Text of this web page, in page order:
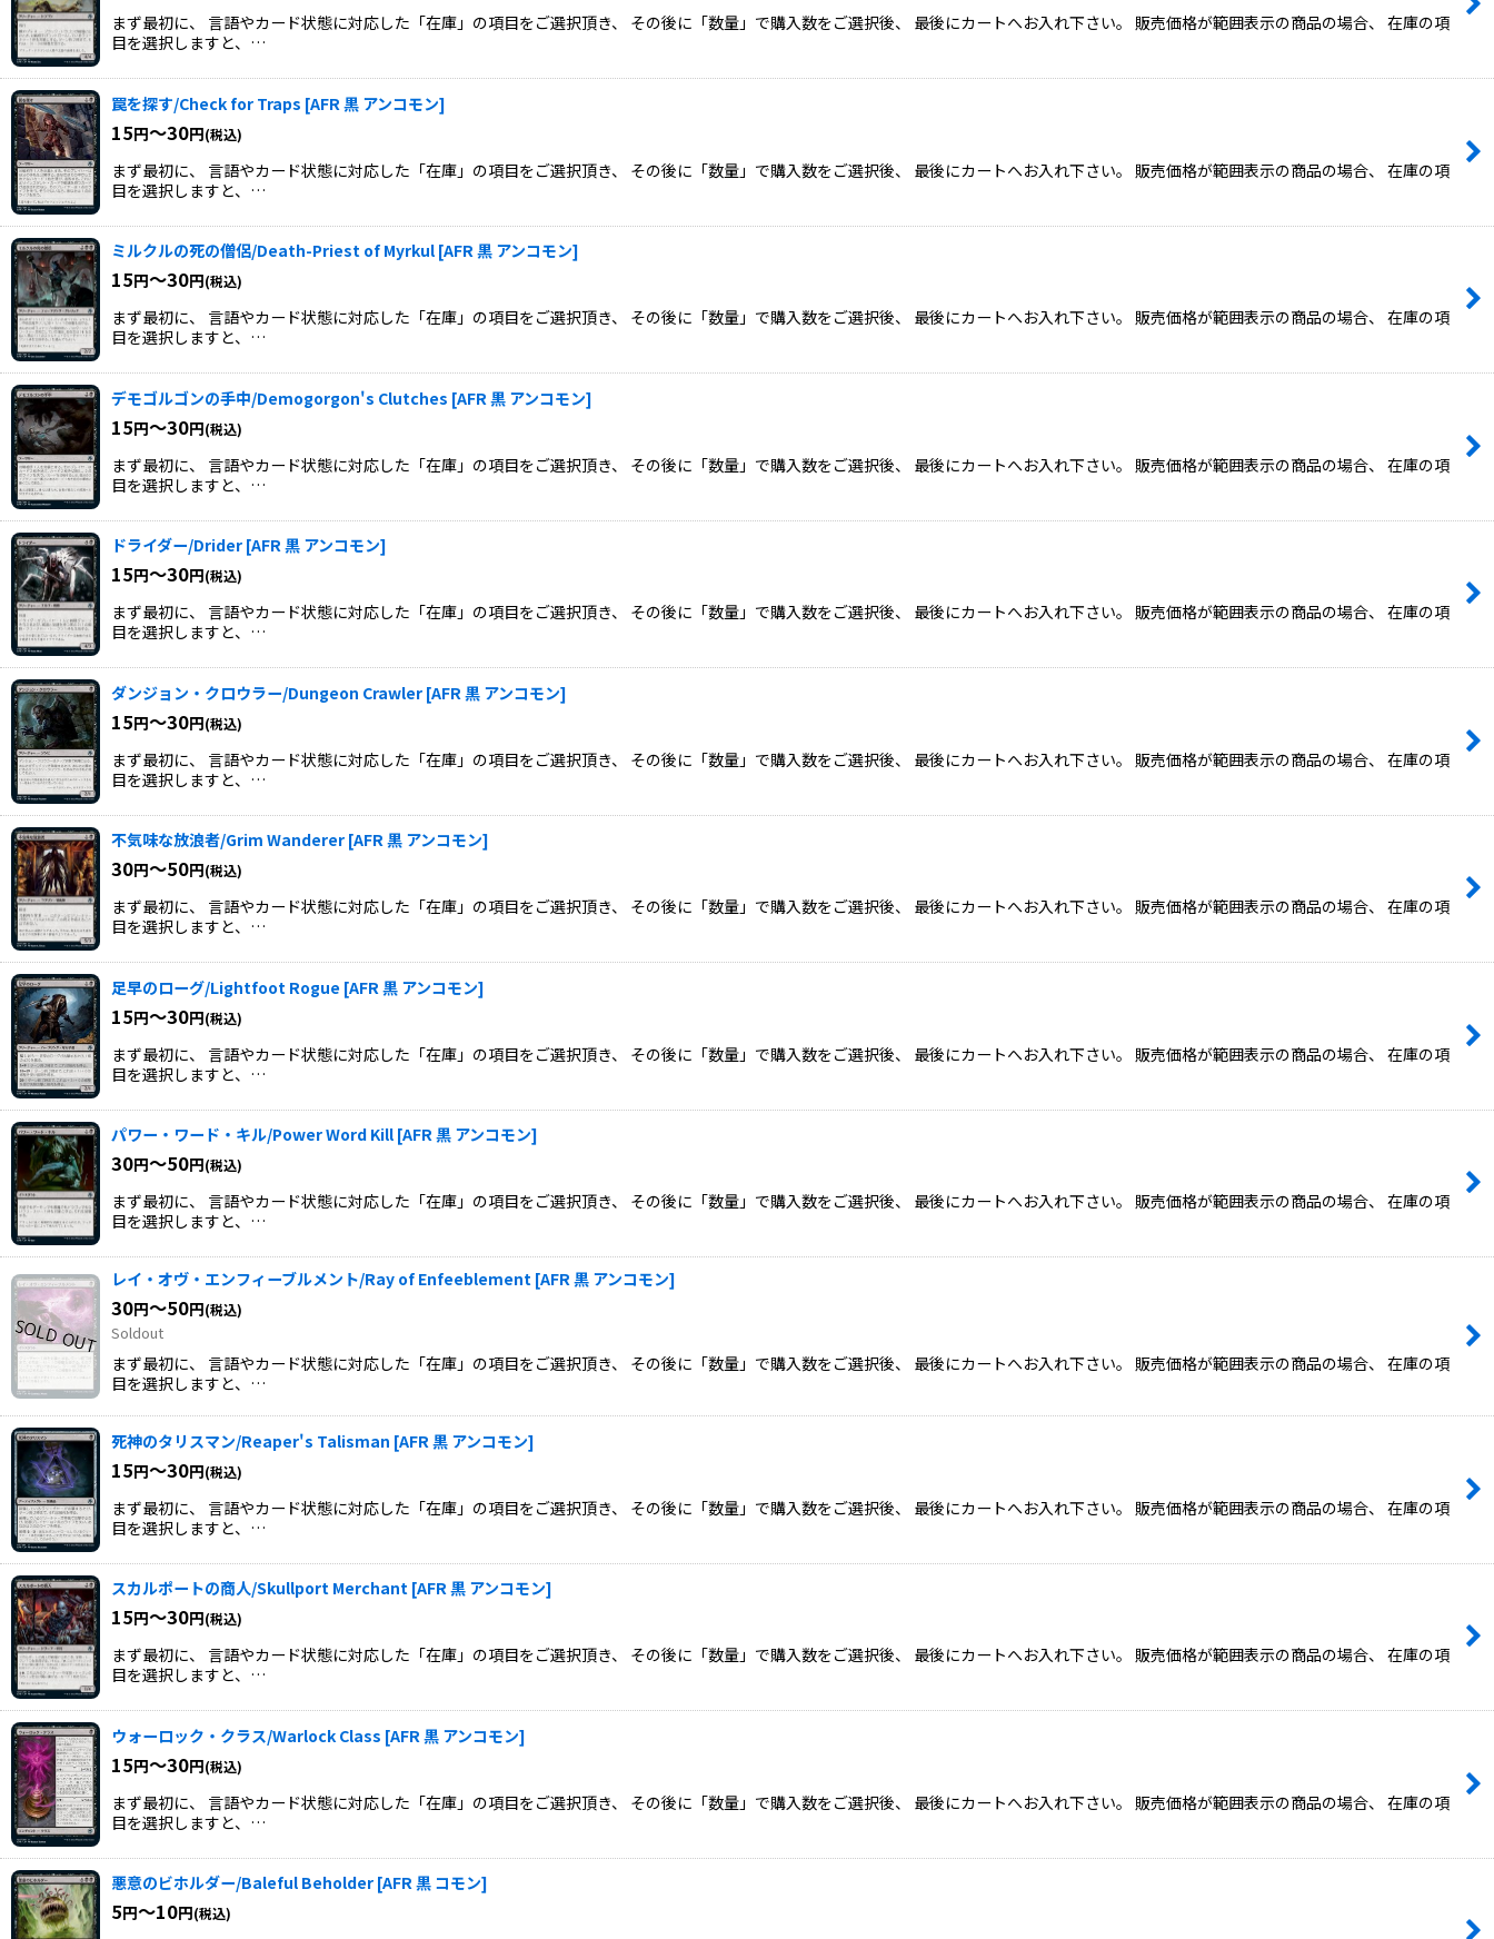
まず最初に、 言語やカード状態に対応した「在庫」の項目をご選択頂き、 その後に「数量」で購入数をご選択後、 最後にカートへお入れ下さい。 販売価格が範囲表示の商品の場合、 在庫の項
目を選択しますと、…
罠を探す/Check for Traps [AFR 黒 アンコモン]
15円～30円(税込)
まず最初に、 言語やカード状態に対応した「在庫」の項目をご選択頂き、 その後に「数量」で購入数をご選択後、 最後にカートへお入れ下さい。 販売価格が範囲表示の商品の場合、 在庫の項
目を選択しますと、…
ミルクルの死の僧侶/Death-Priest of Myrkul [AFR 黒 アンコモン]
15円～30円(税込)
まず最初に、 言語やカード状態に対応した「在庫」の項目をご選択頂き、 その後に「数量」で購入数をご選択後、 最後にカートへお入れ下さい。 販売価格が範囲表示の商品の場合、 在庫の項
目を選択しますと、…
デモゴルゴンの手中/Demogorgon's Clutches [AFR 黒 アンコモン]
15円～30円(税込)
まず最初に、 言語やカード状態に対応した「在庫」の項目をご選択頂き、 その後に「数量」で購入数をご選択後、 最後にカートへお入れ下さい。 販売価格が範囲表示の商品の場合、 在庫の項
目を選択しますと、…
ドライダー/Drider [AFR 黒 アンコモン]
15円～30円(税込)
まず最初に、 言語やカード状態に対応した「在庫」の項目をご選択頂き、 その後に「数量」で購入数をご選択後、 最後にカートへお入れ下さい。 販売価格が範囲表示の商品の場合、 在庫の項
目を選択しますと、…
ダンジョン・クロウラー/Dungeon Crawler [AFR 黒 アンコモン]
15円～30円(税込)
まず最初に、 言語やカード状態に対応した「在庫」の項目をご選択頂き、 その後に「数量」で購入数をご選択後、 最後にカートへお入れ下さい。 販売価格が範囲表示の商品の場合、 在庫の項
目を選択しますと、…
不気味な放浪者/Grim Wanderer [AFR 黒 アンコモン]
30円～50円(税込)
まず最初に、 言語やカード状態に対応した「在庫」の項目をご選択頂き、 その後に「数量」で購入数をご選択後、 最後にカートへお入れ下さい。 販売価格が範囲表示の商品の場合、 在庫の項
目を選択しますと、…
足早のローグ/Lightfoot Rogue [AFR 黒 アンコモン]
15円～30円(税込)
まず最初に、 言語やカード状態に対応した「在庫」の項目をご選択頂き、 その後に「数量」で購入数をご選択後、 最後にカートへお入れ下さい。 販売価格が範囲表示の商品の場合、 在庫の項
目を選択しますと、…
パワー・ワード・キル/Power Word Kill [AFR 黒 アンコモン]
30円～50円(税込)
まず最初に、 言語やカード状態に対応した「在庫」の項目をご選択頂き、 その後に「数量」で購入数をご選択後、 最後にカートへお入れ下さい。 販売価格が範囲表示の商品の場合、 在庫の項
目を選択しますと、…
レイ・オヴ・エンフィーブルメント/Ray of Enfeeblement [AFR 黒 アンコモン]
30円～50円(税込)
Soldout
まず最初に、 言語やカード状態に対応した「在庫」の項目をご選択頂き、 その後に「数量」で購入数をご選択後、 最後にカートへお入れ下さい。 販売価格が範囲表示の商品の場合、 在庫の項
目を選択しますと、…
死神のタリスマン/Reaper's Talisman [AFR 黒 アンコモン]
15円～30円(税込)
まず最初に、 言語やカード状態に対応した「在庫」の項目をご選択頂き、 その後に「数量」で購入数をご選択後、 最後にカートへお入れ下さい。 販売価格が範囲表示の商品の場合、 在庫の項
目を選択しますと、…
スカルポートの商人/Skullport Merchant [AFR 黒 アンコモン]
15円～30円(税込)
まず最初に、 言語やカード状態に対応した「在庫」の項目をご選択頂き、 その後に「数量」で購入数をご選択後、 最後にカートへお入れ下さい。 販売価格が範囲表示の商品の場合、 在庫の項
目を選択しますと、…
ウォーロック・クラス/Warlock Class [AFR 黒 アンコモン]
15円～30円(税込)
まず最初に、 言語やカード状態に対応した「在庫」の項目をご選択頂き、 その後に「数量」で購入数をご選択後、 最後にカートへお入れ下さい。 販売価格が範囲表示の商品の場合、 在庫の項
目を選択しますと、…
悪意のビホルダー/Baleful Beholder [AFR 黒 コモン]
5円～10円(税込)